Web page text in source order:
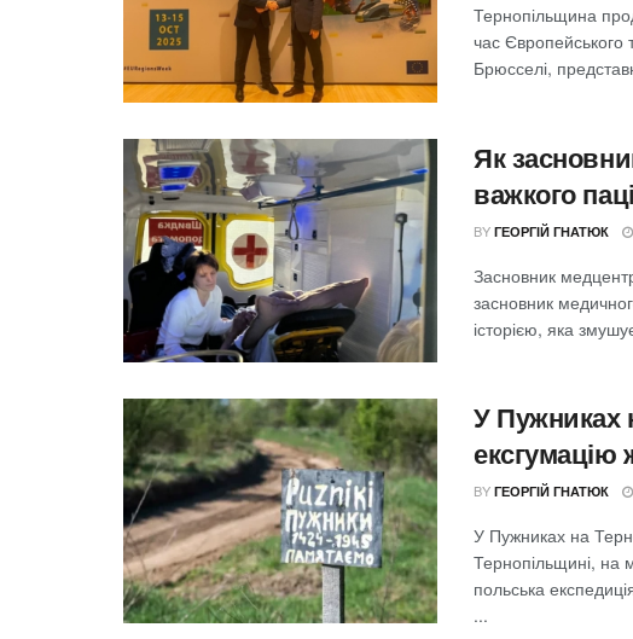
Тернопільщина
час Європейського
Брюсселі,
Як
важкого
BY ГЕОРГІЙ ГНАТЮК
Засновник
засновник
історією, яка
У Пужниках
ексгумацію
BY ГЕОРГІЙ ГНАТЮК
У Пужниках на
Тернопільщині, на
польська
...